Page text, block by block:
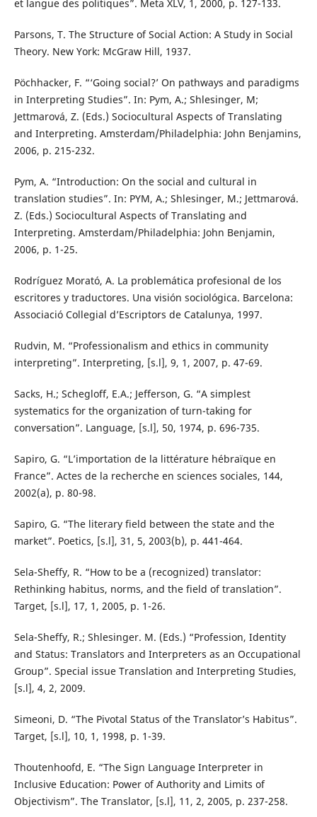
et langue des politiques”. Meta XLV, 1, 2000, p. 127-133.
Parsons, T. The Structure of Social Action: A Study in Social
Theory. New York: McGraw Hill, 1937.
Pöchhacker, F. “‘Going social?’ On pathways and paradigms
in Interpreting Studies”. In: Pym, A.; Shlesinger, M;
Jettmarová, Z. (Eds.) Sociocultural Aspects of Translating
and Interpreting. Amsterdam/Philadelphia: John Benjamins,
2006, p. 215-232.
Pym, A. “Introduction: On the social and cultural in
translation studies”. In: PYM, A.; Shlesinger, M.; Jettmarová.
Z. (Eds.) Sociocultural Aspects of Translating and
Interpreting. Amsterdam/Philadelphia: John Benjamin,
2006, p. 1-25.
Rodríguez Morató, A. La problemática profesional de los
escritores y traductores. Una visión sociológica. Barcelona:
Associació Collegial d’Escriptors de Catalunya, 1997.
Rudvin, M. “Professionalism and ethics in community
interpreting”. Interpreting, [s.l], 9, 1, 2007, p. 47-69.
Sacks, H.; Schegloff, E.A.; Jefferson, G. “A simplest
systematics for the organization of turn-taking for
conversation”. Language, [s.l], 50, 1974, p. 696-735.
Sapiro, G. “L’importation de la littérature hébraïque en
France”. Actes de la recherche en sciences sociales, 144,
2002(a), p. 80-98.
Sapiro, G. “The literary field between the state and the
market”. Poetics, [s.l], 31, 5, 2003(b), p. 441-464.
Sela-Sheffy, R. “How to be a (recognized) translator:
Rethinking habitus, norms, and the field of translation”.
Target, [s.l], 17, 1, 2005, p. 1-26.
Sela-Sheffy, R.; Shlesinger. M. (Eds.) “Profession, Identity
and Status: Translators and Interpreters as an Occupational
Group”. Special issue Translation and Interpreting Studies,
[s.l], 4, 2, 2009.
Simeoni, D. “The Pivotal Status of the Translator’s Habitus”.
Target, [s.l], 10, 1, 1998, p. 1-39.
Thoutenhoofd, E. “The Sign Language Interpreter in
Inclusive Education: Power of Authority and Limits of
Objectivism”. The Translator, [s.l], 11, 2, 2005, p. 237-258.